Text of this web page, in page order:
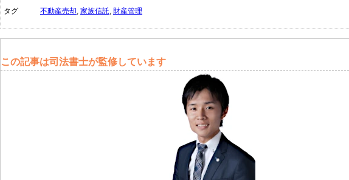
タグ 不動産売却, 家族信託, 財産管理
この記事は司法書士が監修しています